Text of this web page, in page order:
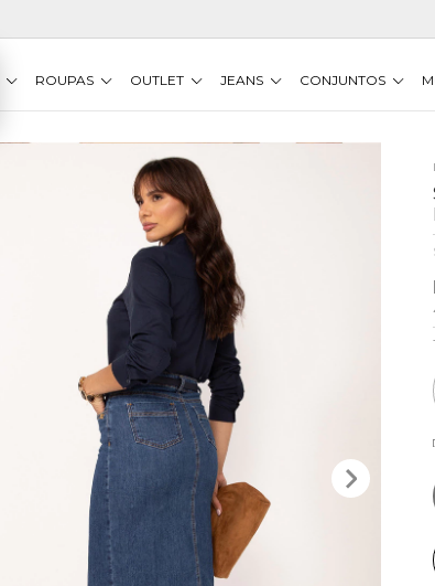
ROUPAS OUTLET JEANS CONJUNTOS